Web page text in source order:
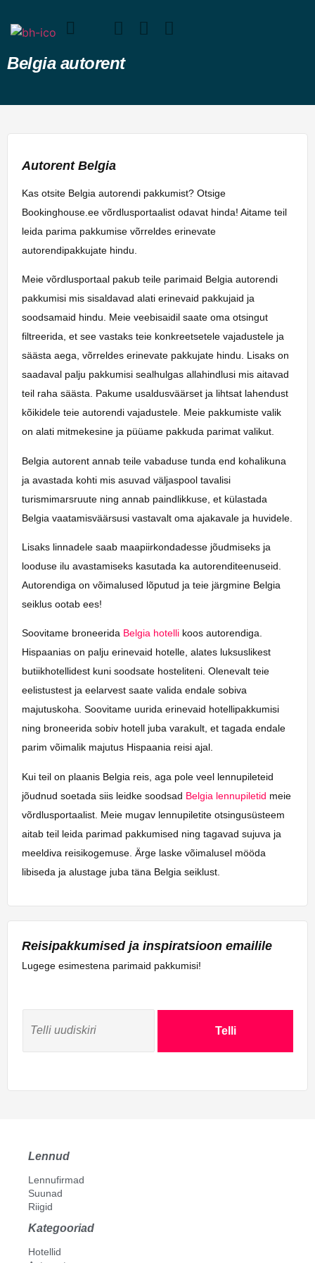
Belgia autorent
Autorent Belgia
Kas otsite Belgia autorendi pakkumist? Otsige
Bookinghouse.ee võrdlusportaalist odavat hinda! Aitame teil
leida parima pakkumise võrreldes erinevate
autorendipakkujate hindu.
Meie võrdlusportaal pakub teile parimaid Belgia autorendi
pakkumisi mis sisaldavad alati erinevaid pakkujaid ja
soodsamaid hindu. Meie veebisaidil saate oma otsingut
filtreerida, et see vastaks teie konkreetsetele vajadustele ja
säästa aega, võrreldes erinevate pakkujate hindu. Lisaks on
saadaval palju pakkumisi sealhulgas allahindlusi mis aitavad
teil raha säästa. Pakume usaldusväärset ja lihtsat lahendust
kõikidele teie autorendi vajadustele. Meie pakkumiste valik
on alati mitmekesine ja püüame pakkuda parimat valikut.
Belgia autorent annab teile vabaduse tunda end kohalikuna
ja avastada kohti mis asuvad väljaspool tavalisi
turismimarsruute ning annab paindlikkuse, et külastada
Belgia vaatamisväärsusi vastavalt oma ajakavale ja huvidele.
Lisaks linnadele saab maapiirkondadesse jõudmiseks ja
looduse ilu avastamiseks kasutada ka autorenditeenuseid.
Autorendiga on võimalused lõputud ja teie järgmine Belgia
seiklus ootab ees!
Soovitame broneerida Belgia hotelli koos autorendiga.
Hispaanias on palju erinevaid hotelle, alates luksuslikest
butiikhotellidest kuni soodsate hosteliteni. Olenevalt teie
eelistustest ja eelarvest saate valida endale sobiva
majutuskoha. Soovitame uurida erinevaid hotellipakkumisi
ning broneerida sobiv hotell juba varakult, et tagada endale
parim võimalik majutus Hispaania reisi ajal.
Kui teil on plaanis Belgia reis, aga pole veel lennupileteid
jõudnud soetada siis leidke soodsad Belgia lennupiletid meie
võrdlusportaalist. Meie mugav lennupiletite otsingusüsteem
aitab teil leida parimad pakkumised ning tagavad sujuva ja
meeldiva reisikogemuse. Ärge laske võimalusel mööda
libiseda ja alustage juba täna Belgia seiklust.
Reisipakkumised ja inspiratsioon emailile
Lugege esimestena parimaid pakkumisi!
Telli
Lennud
Lennufirmad
Suunad
Riigid
Kategooriad
Hotellid